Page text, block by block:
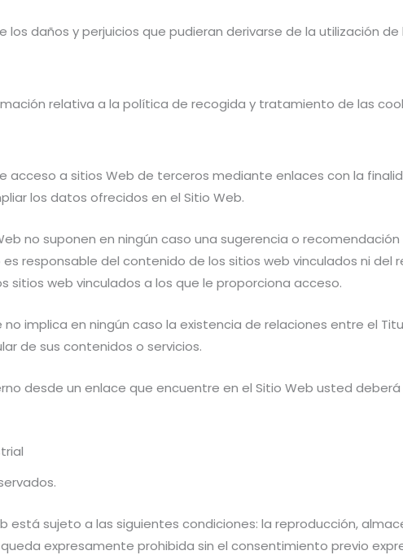
los daños y perjuicios que pudieran derivarse de la utilización
relativa a la política de recogida y tratamiento de las
acceso a sitios Web de terceros mediante enlaces con la
los datos ofrecidos en el Sitio Web.
no suponen en ningún caso una sugerencia o
es responsable del contenido de los sitios web vinculados ni
sitios web vinculados a los que le proporciona acceso.
implica en ningún caso la existencia de relaciones entre el
de sus contenidos o servicios.
desde un enlace que encuentre en el Sitio Web usted
está sujeto a las siguientes condiciones: la reproducción,
expresamente prohibida sin el consentimiento previo